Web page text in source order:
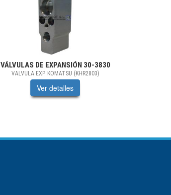
VÁLVULAS DE EXPANSIÓN 30-3830
VALVULA EXP. KOMATSU (KHR2803)
Ver detalles